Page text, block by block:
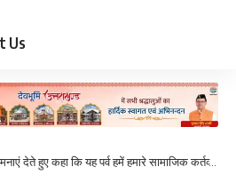
Us
हुए कहा कि यह पर्व हमें हमारे सामाजिक कर्तव्यों का भी बोध कराता